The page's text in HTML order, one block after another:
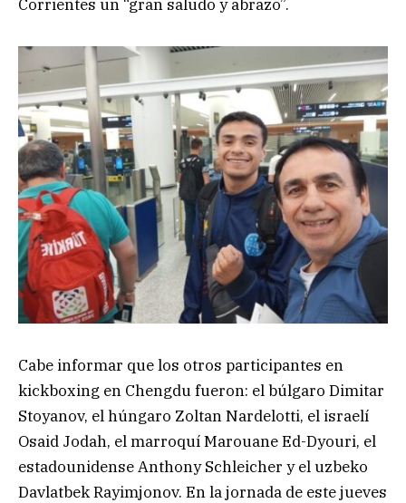
Corrientes un “gran saludo y abrazo”.
Cabe informar que los otros participantes en
kickboxing en Chengdu fueron: el búlgaro Dimitar
Stoyanov, el húngaro Zoltan Nardelotti, el israelí
Osaid Jodah, el marroquí Marouane Ed-Dyouri, el
estadounidense Anthony Schleicher y el uzbeko
Davlatbek Rayimjonov. En la jornada de este jueves